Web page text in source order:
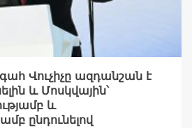
Վուչիչը ազդանշան է
և Մոսկվային՝
և
ընդունելով